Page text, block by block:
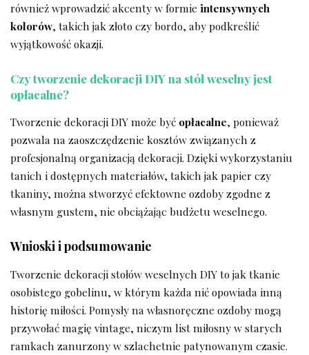
również wprowadzić akcenty w formie intensywnych
⁤kolorów, takich jak złoto czy bordo, aby podkreślić
wyjątkowość okazji.
Czy tworzenie⁣ dekoracji DIY‍ na stół ​weselny jest
opłacalne?
Tworzenie ‍dekoracji DIY może być opłacalne, ponieważ
pozwala na zaoszczędzenie kosztów związanych z
‌profesjonalną organizacją dekoracji. Dzięki wykorzystaniu
⁤tanich i dostępnych‍ materiałów, takich ⁣jak papier czy⁢
tkaniny, można stworzyć efektowne ozdoby zgodne z
‌własnym gustem, nie ​obciążając budżetu ⁢weselnego.
Wnioski i podsumowanie
Tworzenie dekoracji⁣ stołów weselnych DIY to jak tkanie
osobistego gobelinu, w którym każda nić ‌opowiada⁢ inną⁢
historię miłości. Pomysły na własnoręczne ozdoby mogą
przywołać ⁣magię vintage,⁣ niczym list miłosny w starych
ramkach zanurzony w szlachetnie patynowanym czasie.